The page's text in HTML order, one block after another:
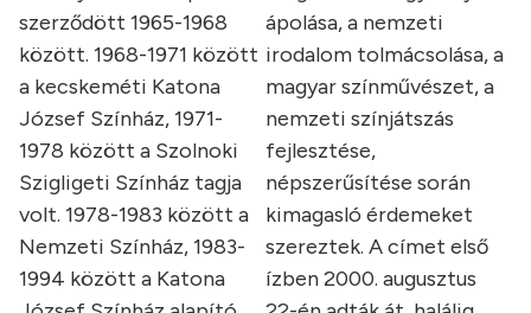
ápolása, a nemzeti
irodalom tolmácsolása, a
magyar színművészet, a
nemzeti színjátszás
fejlesztése,
népszerűsítése során
kimagasló érdemeket
szereztek. A címet első
ízben 2000. augusztus
szerződött 1965-1968
között. 1968-1971 között
a kecskeméti Katona
József Színház, 1971-
1978 között a Szolnoki
Szigligeti Színház tagja
volt. 1978-1983 között a
Nemzeti Színház, 1983-
1994 között a Katona